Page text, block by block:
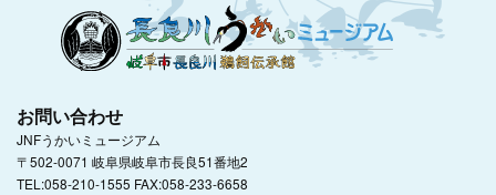
お問い合わせ
JNFうかいミュージアム
〒502-0071 岐阜県岐阜市長良51番地2
TEL:058-210-1555 FAX:058-233-6658